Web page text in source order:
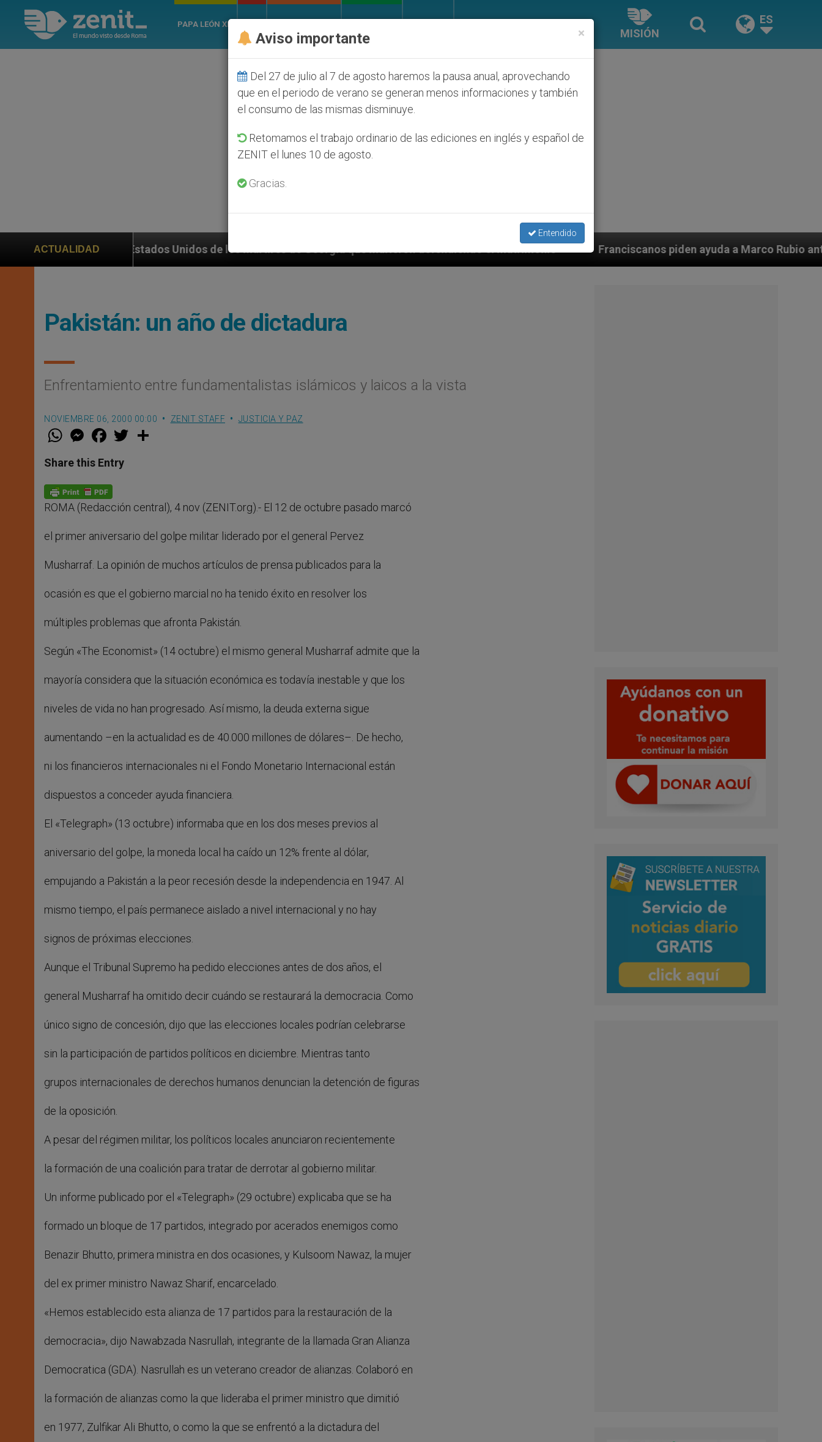
PAPA LEÓN XIV
MISIÓN
ES
ACTUALIDAD
Estados Unidos de los mártires de Georgia que murieron defendiendo el matrimonio Franciscanos piden ayuda a Marco Rubio ante persecución de
Pakistán: un año de dictadura
Enfrentamiento entre fundamentalistas islámicos y laicos a la vista
NOVIEMBRE 06, 2000 00:00 ZENIT STAFF JUSTICIA Y PAZ
W
t
s
p
p
M
e
s
e
g
e
r
F
a
e
b
o
k
w
Share this Entry
ROMA (Redacción central), 4 nov (ZENIT.org).- El 12 de octubre pasado marcó
el primer aniversario del golpe militar liderado por el general Pervez
Musharraf. La opinión de muchos artículos de prensa publicados para la
ocasión es que el gobierno marcial no ha tenido éxito en resolver los
múltiples problemas que afronta Pakistán.
Según «The Economist» (14 octubre) el mismo general Musharraf admite que la
mayoría considera que la situación económica es todavía inestable y que los
niveles de vida no han progresado. Así mismo, la deuda externa sigue
aumentando –en la actualidad es de 40.000 millones de dólares–. De hecho,
ni los financieros internacionales ni el Fondo Monetario Internacional están
dispuestos a conceder ayuda financiera.
El «Telegraph» (13 octubre) informaba que en los dos meses previos al
aniversario del golpe, la moneda local ha caído un 12% frente al dólar,
empujando a Pakistán a la peor recesión desde la independencia en 1947. Al
mismo tiempo, el país permanece aislado a nivel internacional y no hay
signos de próximas elecciones.
Aunque el Tribunal Supremo ha pedido elecciones antes de dos años, el
general Musharraf ha omitido decir cuándo se restaurará la democracia. Como
único signo de concesión, dijo que las elecciones locales podrían celebrarse
sin la participación de partidos políticos en diciembre. Mientras tanto
grupos internacionales de derechos humanos denuncian la detención de figuras
de la oposición.
A pesar del régimen militar, los políticos locales anunciaron recientemente
la formación de una coalición para tratar de derrotar al gobierno militar.
Un informe publicado por el «Telegraph» (29 octubre) explicaba que se ha
formado un bloque de 17 partidos, integrado por acerados enemigos como
Benazir Bhutto, primera ministra en dos ocasiones, y Kulsoom Nawaz, la mujer
del ex primer ministro Nawaz Sharif, encarcelado.
«Hemos establecido esta alianza de 17 partidos para la restauración de la
democracia», dijo Nawabzada Nasrullah, integrante de la llamada Gran Alianza
Democratica (GDA). Nasrullah es un veterano creador de alianzas. Colaboró en
la formación de alianzas como la que lideraba el primer ministro que dimitió
en 1977, Zulfikar Ali Bhutto, o como la que se enfrentó a la dictadura del
×
Aviso importante
Del 27 de julio al 7 de agosto haremos la pausa anual, aprovechando
que en el periodo de verano se generan menos informaciones y también
el consumo de las mismas disminuye.
Retomamos el trabajo ordinario de las ediciones en inglés y español de
ZENIT el lunes 10 de agosto.
Gracias.
Entendido